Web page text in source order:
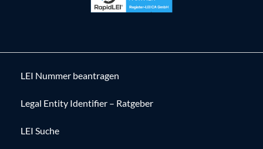
LEI Nummer beantragen
Legal Entity Identifier – Ratgeber
LEI Suche